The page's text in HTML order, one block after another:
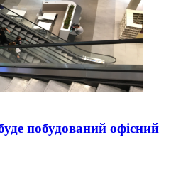
побудований офісний